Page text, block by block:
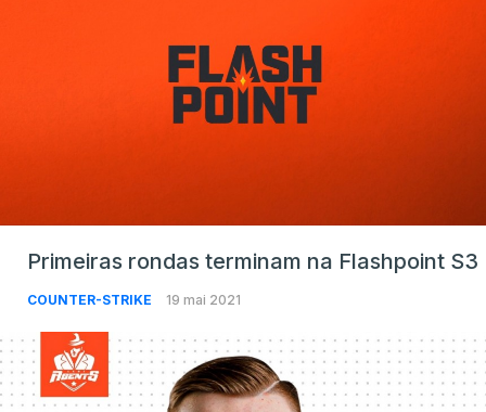
Primeiras rondas terminam na Flashpoint S3
COUNTER-STRIKE 19 mai 2021